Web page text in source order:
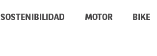
SOSTENIBILIDAD MOTOR BIKE